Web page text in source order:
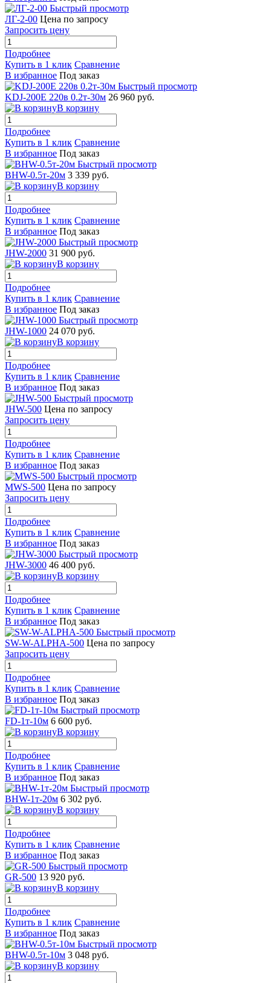
Быстрый просмотр
ЛГ-2-00 Цена по запросу
Запросить цену
Подробнее
Купить в 1 клик Сравнение
В избранное Под заказ
Быстрый просмотр
KDJ-200Е 220в 0.2т-30м 26 960 руб.
В корзину
Подробнее
Купить в 1 клик Сравнение
В избранное Под заказ
Быстрый просмотр
BHW-0.5т-20м 3 339 руб.
В корзину
Подробнее
Купить в 1 клик Сравнение
В избранное Под заказ
Быстрый просмотр
JHW-2000 31 900 руб.
В корзину
Подробнее
Купить в 1 клик Сравнение
В избранное Под заказ
Быстрый просмотр
JHW-1000 24 070 руб.
В корзину
Подробнее
Купить в 1 клик Сравнение
В избранное Под заказ
Быстрый просмотр
JHW-500 Цена по запросу
Запросить цену
Подробнее
Купить в 1 клик Сравнение
В избранное Под заказ
Быстрый просмотр
MWS-500 Цена по запросу
Запросить цену
Подробнее
Купить в 1 клик Сравнение
В избранное Под заказ
Быстрый просмотр
JHW-3000 46 400 руб.
В корзину
Подробнее
Купить в 1 клик Сравнение
В избранное Под заказ
Быстрый просмотр
SW-W-ALPHA-500 Цена по запросу
Запросить цену
Подробнее
Купить в 1 клик Сравнение
В избранное Под заказ
Быстрый просмотр
FD-1т-10м 6 600 руб.
В корзину
Подробнее
Купить в 1 клик Сравнение
В избранное Под заказ
Быстрый просмотр
BHW-1т-20м 6 302 руб.
В корзину
Подробнее
Купить в 1 клик Сравнение
В избранное Под заказ
Быстрый просмотр
GR-500 13 920 руб.
В корзину
Подробнее
Купить в 1 клик Сравнение
В избранное Под заказ
Быстрый просмотр
BHW-0.5т-10м 3 048 руб.
В корзину